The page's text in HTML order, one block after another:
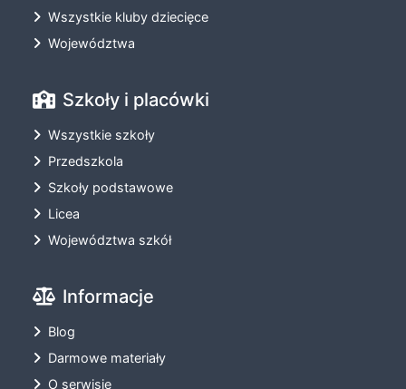
Wszystkie kluby dziecięce
Województwa
Szkoły i placówki
Wszystkie szkoły
Przedszkola
Szkoły podstawowe
Licea
Województwa szkół
Informacje
Blog
Darmowe materiały
O serwisie